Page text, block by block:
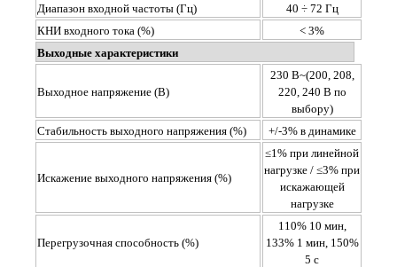
Диапазон входной частоты (Гц)
40 ÷ 72 Гц
КНИ входного тока (%)
< 3%
Выходные характеристики
Выходное напряжение (В)
230 В~(200, 208,
220, 240 В по
выбору)
Стабильность выходного напряжения (%)
+/-3% в динамике
Искажение выходного напряжения (%)
≤1% при линейной
нагрузке / ≤3% при
искажающей
нагрузке
Перегрузочная способность (%)
110% 10 мин,
133% 1 мин, 150%
5 с